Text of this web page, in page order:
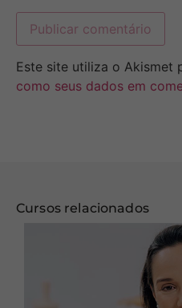
Este site utiliza o Akismet
como seus dados em
Cursos relacionados